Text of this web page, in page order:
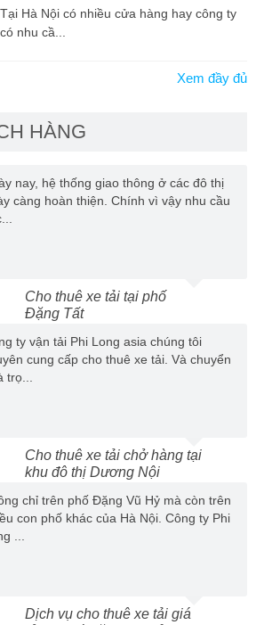
Tại Hà Nội có nhiều cửa hàng hay công ty
có nhu cầ...
Xem đầy đủ
HÀNG
nay, hệ thống giao thông ở các đô thị
càng hoàn thiện. Chính vì vậy nhu cầu
Cho thuê xe tải tại phố
Đặng Tất
ty vận tải Phi Long asia chúng tôi
cung cấp cho thuê xe tải. Và chuyển
trọ...
Cho thuê xe tải chở hàng tại
khu đô thị Dương Nội
chỉ trên phố Đặng Vũ Hỷ mà còn trên
con phố khác của Hà Nội. Công ty Phi
...
Dịch vụ cho thuê xe tải giá